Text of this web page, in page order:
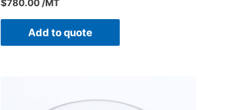
$780.00/MT
Add to quote